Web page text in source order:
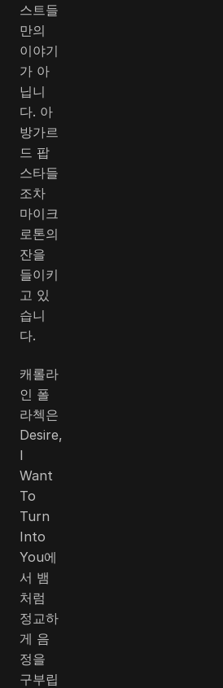
스트들
만의
이야기
가 아
닙니
다. 아
방가르
드 팝
스타들
조차
마이크
로톤의
잔을
들이키
고 있
습니
다.
캐롤라
인 폴
라첵은
Desire,
I
Want
To
Turn
Into
You에
서 뱀
처럼
정교하
게 음
정을
구부립